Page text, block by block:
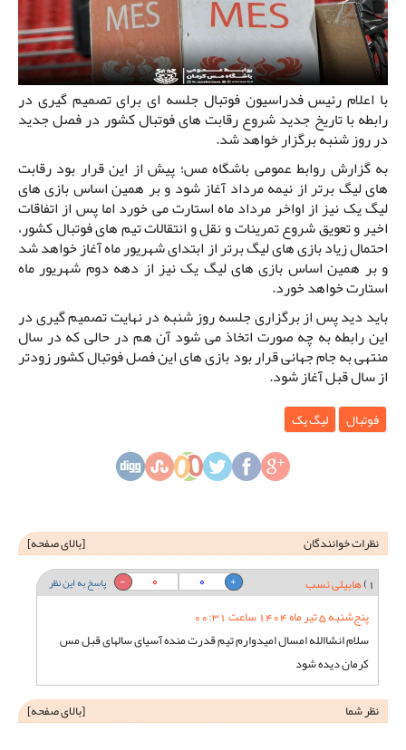
با اعلام رئیس فدراسیون فوتبال جلسه ای برای تصمیم گیری در
رابطه با تاریخ جدید شروع رقابت های فوتبال کشور در فصل جدید
در روز شنبه برگزار خواهد شد.
به گزارش روابط عمومی باشگاه مس؛ پیش از این قرار بود رقابت
های لیگ برتر از نیمه مرداد آغاز شود و بر همین اساس بازی های
لیگ یک نیز از اواخر مرداد ماه استارت می خورد اما پس از اتفاقات
اخیر و تعویق شروع تمرینات و نقل و انتقالات تیم های فوتبال کشور،
احتمال زیاد بازی های لیگ برتر از ابتدای شهریور ماه آغاز خواهد شد
و بر همین اساس بازی های لیگ یک نیز از دهه دوم شهریور ماه
استارت خواهد خورد.
باید دید پس از برگزاری جلسه روز شنبه در نهایت تصمیم گیری در
این رابطه به چه صورت اتخاذ می شود آن هم در حالی که در سال
منتهی به جام جهانی قرار بود بازی های این فصل فوتبال کشور زودتر
از سال قبل آغاز شود.
فوتبال لیگ یک
نظرات خوانندگان [بالای صفحه]
1) هابیلی نسب پاسخ به این نظر 0
0
پنج‌شنبه 5 تیر ماه 1404 ساعت 00:31
سلام انشاالله امسال امیدوارم تیم قدرت منده آسیای سالهای قبل مس
کرمان دیده شود
نظر شما
[بالای صفحه]